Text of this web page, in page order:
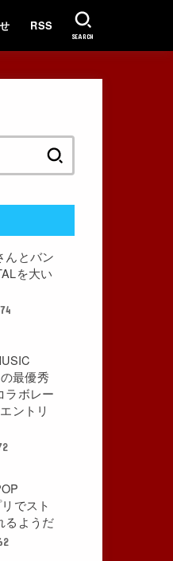
RSS
SEARCH
んとバン
を大い
最優秀
ラボレー
ントリ
でスト
るようだ